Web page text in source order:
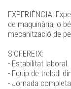
EXPERIÈNCIA:
de maquinària, o
mecanització de
S'OFEREIX:
- Estabilitat laboral.
- Equip de treball
- Jornada